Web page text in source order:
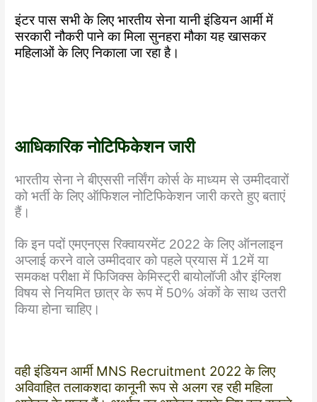
इंटर पास सभी के लिए भारतीय सेना यानी इंडियन आर्मी में
सरकारी नौकरी पाने का मिला सुनहरा मौका यह खासकर
महिलाओं के लिए निकाला जा रहा है।
आधिकारिक नोटिफिकेशन जारी
भारतीय सेना ने बीएससी नर्सिंग कोर्स के माध्यम से उम्मीदवारों
को भर्ती के लिए ऑफिशल नोटिफिकेशन जारी करते हुए बताएं
हैं।
कि इन पदों एमएनएस रिक्वायरमेंट 2022 के लिए ऑनलाइन
अप्लाई करने वाले उम्मीदवार को पहले प्रयास में 12में या
समकक्ष परीक्षा में फिजिक्स केमिस्ट्री बायोलॉजी और इंग्लिश
विषय से नियमित छात्र के रूप में 50% अंकों के साथ उतरी
किया होना चाहिए।
वही इंडियन आर्मी MNS Recruitment 2022 के लिए
अविवाहित तलाकशदा कानूनी रूप से अलग रह रही महिला